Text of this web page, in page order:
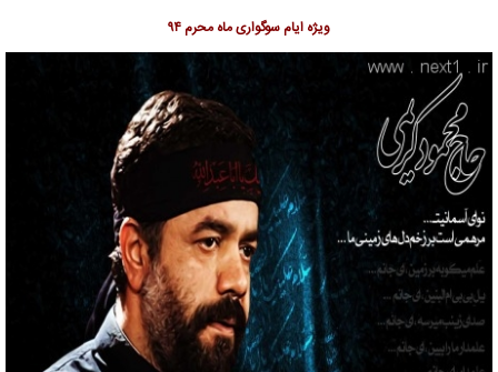
ویژه ایام سوگواری ماه محرم ۹۴